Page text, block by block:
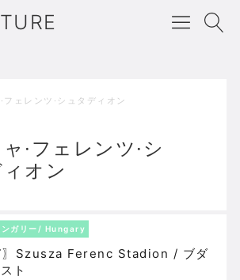
フェレンツ·シュタディオン
·フェレンツ·シ
オン
ンガリー/ Hungary
〗Szusza Ferenc Stadion / ブダ
ト